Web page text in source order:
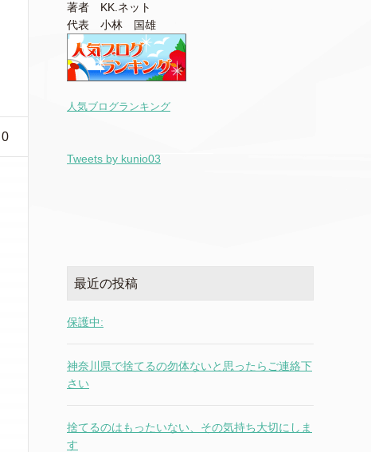
0
著者 KK.ネット
代表 小林 国雄
人気ブログランキング
Tweets by kunio03
最近の投稿
保護中:
神奈川県で捨てるの勿体ないと思ったらご連絡下
さい
捨てるのはもったいない、その気持ち大切にしま
す